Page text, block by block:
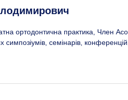
ортодонтична практика, Член
симпозіумів, семінарів,